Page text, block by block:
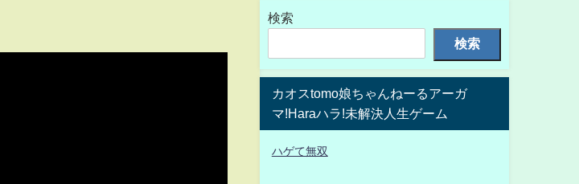
検索
検索
カオスtomo娘ちゃんねーるアーガ
マ!Haraハラ!未解決人生ゲーム
ハゲて無双